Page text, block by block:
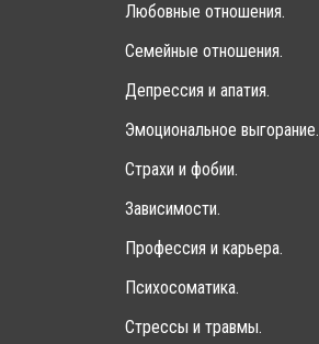
Любовные отношения.
Семейные отношения.
Депрессия и апатия.
Эмоциональное выгорание.
Страхи и фобии.
Зависимости.
Профессия и карьера.
Психосоматика.
Стрессы и травмы.